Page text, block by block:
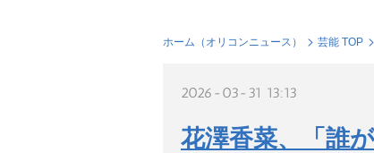
ホーム（オリコンニュース） 芸能 TOP
2026-03-31 13:13
花澤香菜、「誰